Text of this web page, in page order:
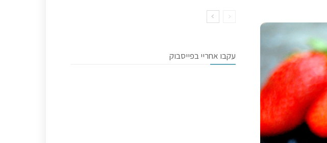
עקבו אחריי בפייסבוק